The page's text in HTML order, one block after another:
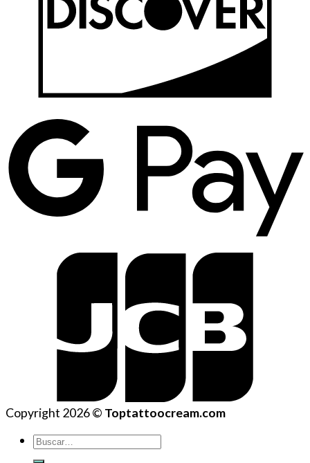
Copyright 2026 © Toptattoocream.com
Buscar